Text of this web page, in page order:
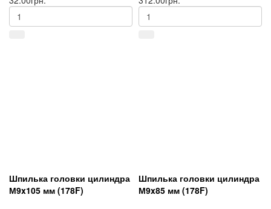
Шпилька головки цилиндра
М9x105 мм (178F)
Шпилька головки цилиндра
М9x85 мм (178F)